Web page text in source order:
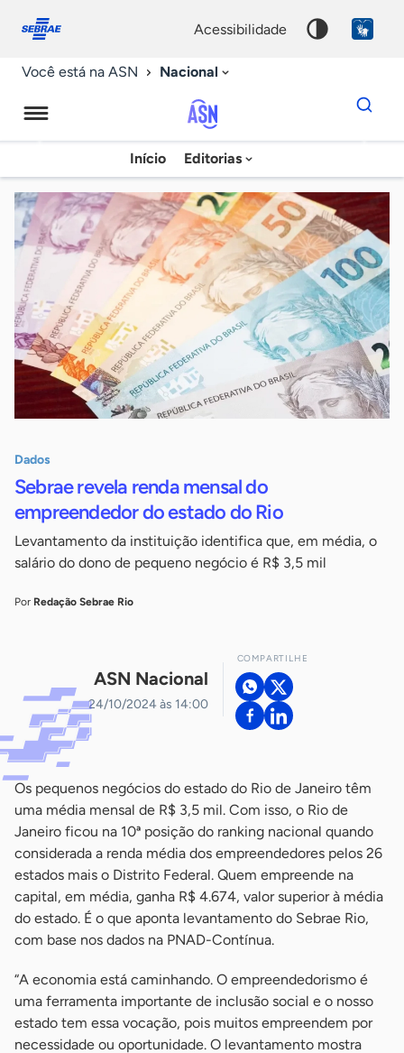
conosco
acessibilidade
Você está na ASN Nacional
Agência
Sebrae
de
Notícias
Início Editorias
Dados
para
chave
Dados
Sebrae revela renda mensal do
empreendedor do estado do Rio
Levantamento da instituição identifica que, em média, o
salário do dono de pequeno negócio é R$ 3,5 mil
Por Redação Sebrae Rio
ASN Nacional
24/10/2024 às 14:00
COMPARTILHE
Os pequenos negócios do estado do Rio de Janeiro têm
uma média mensal de R$ 3,5 mil. Com isso, o Rio de
Janeiro ficou na 10ª posição do ranking nacional quando
considerada a renda média dos empreendedores pelos 26
estados mais o Distrito Federal. Quem empreende na
capital, em média, ganha R$ 4.674, valor superior à média
do estado. É o que aponta levantamento do Sebrae Rio,
com base nos dados na PNAD-Contínua.
“A economia está caminhando. O empreendedorismo é
uma ferramenta importante de inclusão social e o nosso
estado tem essa vocação, pois muitos empreendem por
necessidade ou oportunidade. O levantamento mostra